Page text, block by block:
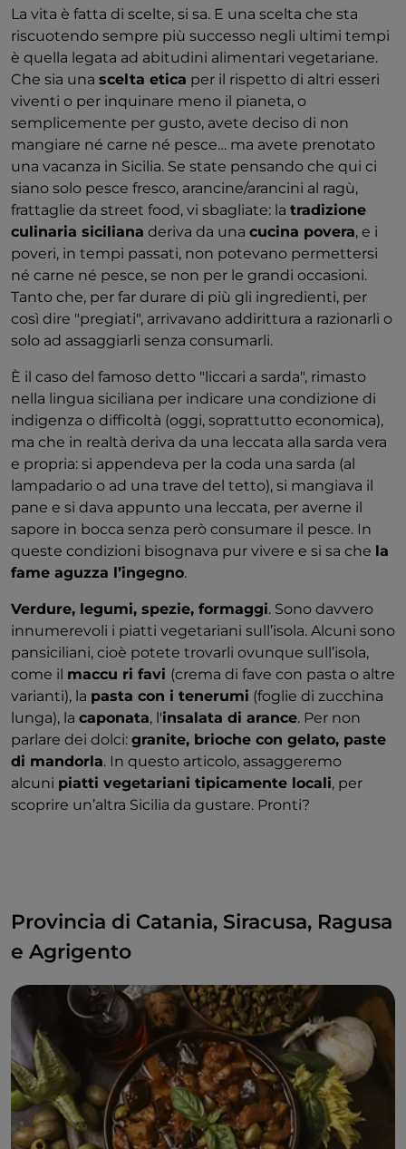
La vita è fatta di scelte, si sa. E una scelta che sta
riscuotendo sempre più successo negli ultimi tempi
è quella legata ad abitudini alimentari vegetariane.
Che sia una scelta etica per il rispetto di altri esseri
viventi o per inquinare meno il pianeta, o
semplicemente per gusto, avete deciso di non
mangiare né carne né pesce… ma avete prenotato
una vacanza in Sicilia. Se state pensando che qui ci
siano solo pesce fresco, arancine/arancini al ragù,
frattaglie da street food, vi sbagliate: la tradizione
culinaria siciliana deriva da una cucina povera, e i
poveri, in tempi passati, non potevano permettersi
né carne né pesce, se non per le grandi occasioni.
Tanto che, per far durare di più gli ingredienti, per
così dire "pregiati", arrivavano addirittura a razionarli o
solo ad assaggiarli senza consumarli.
È il caso del famoso detto "liccari a sarda", rimasto
nella lingua siciliana per indicare una condizione di
indigenza o difficoltà (oggi, soprattutto economica),
ma che in realtà deriva da una leccata alla sarda vera
e propria: si appendeva per la coda una sarda (al
lampadario o ad una trave del tetto), si mangiava il
pane e si dava appunto una leccata, per averne il
sapore in bocca senza però consumare il pesce. In
queste condizioni bisognava pur vivere e si sa che la
fame aguzza l’ingegno.
Verdure, legumi, spezie, formaggi. Sono davvero
innumerevoli i piatti vegetariani sull’isola. Alcuni sono
pansiciliani, cioè potete trovarli ovunque sull’isola,
come il maccu ri favi (crema di fave con pasta o altre
varianti), la pasta con i tenerumi (foglie di zucchina
lunga), la caponata, l'insalata di arance. Per non
parlare dei dolci: granite, brioche con gelato, paste
di mandorla. In questo articolo, assaggeremo
alcuni piatti vegetariani tipicamente locali, per
scoprire un’altra Sicilia da gustare. Pronti?
Provincia di Catania, Siracusa, Ragusa
e Agrigento